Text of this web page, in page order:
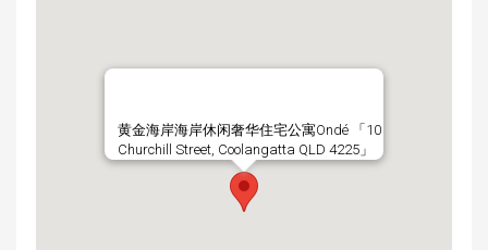
黄金海岸海岸休闲奢华住宅公寓Ondé 「10
Churchill Street, Coolangatta QLD 4225」